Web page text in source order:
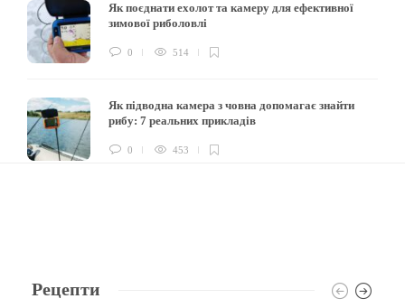
Як поєднати ехолот та камеру для ефективної
зимової риболовлі
0 514
Як підводна камера з човна допомагає знайти
рибу: 7 реальних прикладів
0 453
Рецепти